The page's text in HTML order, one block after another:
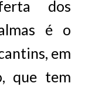
dos
é o
em
que tem